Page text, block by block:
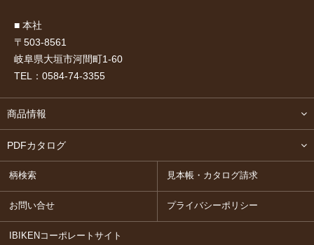
■ 本社
〒503-8561
岐阜県大垣市河間町1-60
TEL： 0584-74-3355
商品情報
PDFカタログ
柄検索 見本帳・カタログ請求
お問い合せ プライバシーポリシー
IBIKENコーポレートサイト